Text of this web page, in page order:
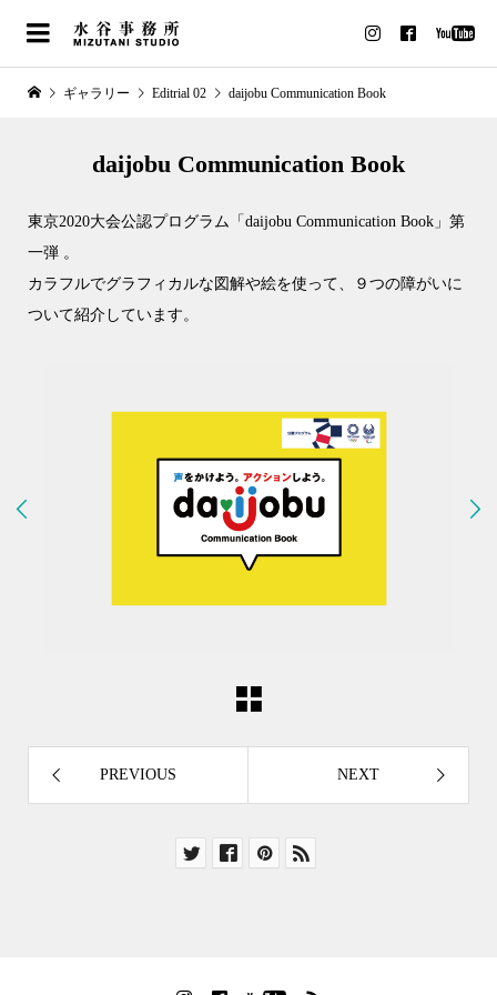
ギャラリー Editrial 02 daijobu Communication Book
daijobu Communication Book
東京2020大会公認プログラム「daijobu Communication Book」第
一弾 。
カラフルでグラフィカルな図解や絵を使って、９つの障がいに
ついて紹介しています。
 
PREVIOUS NEXT